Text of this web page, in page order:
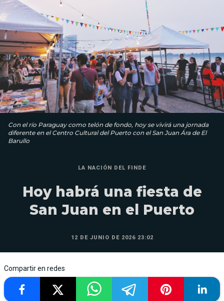
Con el río Paraguay como telón de fondo, hoy se vivirá una jornada
diferente en el Centro Cultural del Puerto con el San Juan Ára de El
Barullo
LA NACIÓN DEL FINDE
Hoy habrá una fiesta de
San Juan en el Puerto
12 DE JUNIO DE 2026 23:02
Compartir en redes